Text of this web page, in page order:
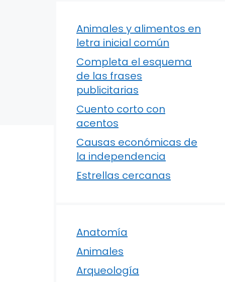
Animales y alimentos en
letra inicial común
Completa el esquema
de las frases
publicitarias
Cuento corto con
acentos
Causas económicas de
la independencia
Estrellas cercanas
Anatomía
Animales
Arqueología